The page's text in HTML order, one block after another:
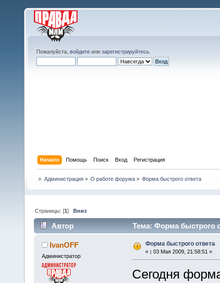
Пожалуйста, войдите или зарегистрируйтесь
Начало Помощь Поиск Вход Регистрация
» Администрация» О работе форума» Форма быстрого ответа
Страницы: [1]Вниз
Автор Тема: Форма быстрого
IvanOFF
Администратор
Форма быстрого ответа
« : 03 Мая 2009, 21:58:51 »
Сегодня